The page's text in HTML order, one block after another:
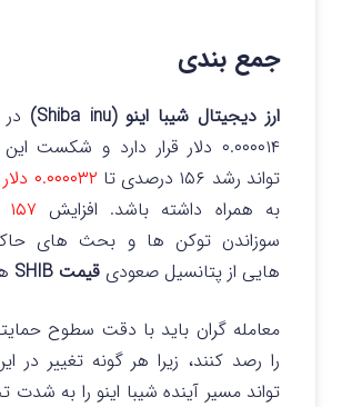
جمع بندی
ارز دیجیتال شیبا اینو (Shiba inu)
۰.۰۰۰۰۱۴ دلار قرار دارد و
تواند رشد ۱۵۶ درصدی تا
۰.۰۰۰۰۳۲ دلار
به همراه داشته باشد. افزایش ۱۵۷ درصدی
سوزاندن توکن ها و بحث های
هایی از پتانسیل صعودی قیمت SHIB
معامله گران باید با دقت سطوح
را رصد کنند، زیرا هر گونه تغییر
تواند مسیر آینده شیبا اینو را به شدت